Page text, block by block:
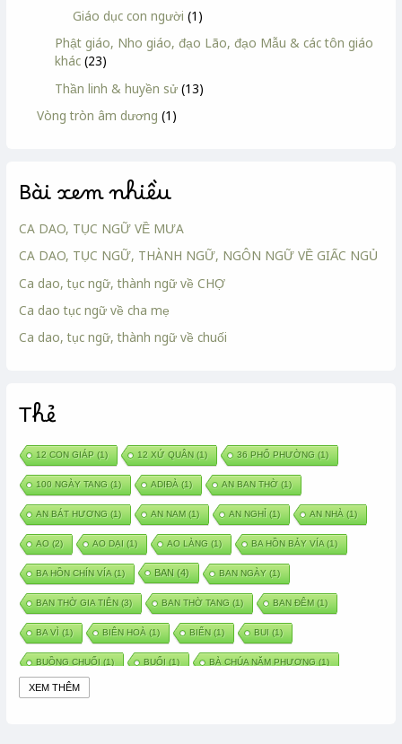
Giáo dục con người (1)
Phật giáo, Nho giáo, đạo Lão, đạo Mẫu & các tôn giáo
khác (23)
Thần linh & huyền sử (13)
Vòng tròn âm dương (1)
Bài xem nhiều
CA DAO, TỤC NGỮ VỀ MƯA
CA DAO, TỤC NGỮ, THÀNH NGỮ, NGÔN NGỮ VỀ GIẤC NGỦ
Ca dao, tục ngữ, thành ngữ về CHỢ
Ca dao tục ngữ về cha mẹ
Ca dao, tục ngữ, thành ngữ về chuối
Thẻ
12 CON GIÁP (1) 12 XỨ QUÂN (1) 36 PHỐ PHƯỜNG (1)
100 NGÀY TANG (1) ADIĐÀ (1) AN BAN THỜ(1)
AN BÁT HƯƠNG (1) AN NAM(1) AN NGHỈ(1) AN NHÀ (1)
AO (2) AO DẠI (1) AO LÀNG (1) BA HỒN BẢY VÍA(1)
BA HỒN CHÍN VÍA(1) BAN (4) BAN NGÀY (1)
BAN THỜ GIA TIÊN (3) BAN THỜ TANG (1) BAN ĐÊM(1)
BA VÌ (1) BIÊN HOÀ (1) BIỂN (1) BUI (1)
BUỒNG CHUỐI (1) BUỔI (1) BÀ CHÚA NĂM PHƯƠNG (1)
BÀ CHÚA THÀNH ĐÔNG
XEM THÊM